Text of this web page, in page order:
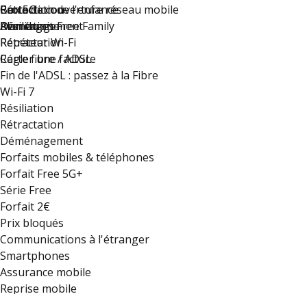
Rétractation
Déménagement
Carte de couverture réseau mobile
Résiliation
Rétractation
Régler une facture
Protection de l'enfance
Plan du site
Box 5G
Avantages Free Family
Répéteur Wi-Fi
Carte fibre / ADSL
Fin de l'ADSL : passez à la Fibre
Wi-Fi 7
Résiliation
Rétractation
Déménagement
Forfaits mobiles & téléphones
Forfait Free 5G+
Série Free
Forfait 2€
Prix bloqués
Communications à l'étranger
Smartphones
Assurance mobile
Reprise mobile